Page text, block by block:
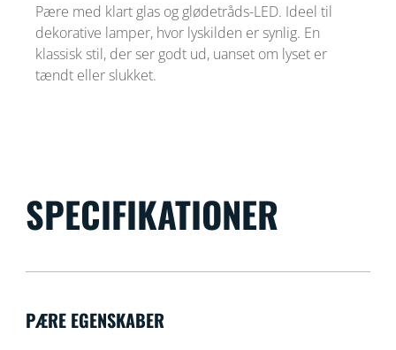
Pære med klart glas og glødetråds-LED. Ideel til
dekorative lamper, hvor lyskilden er synlig. En
klassisk stil, der ser godt ud, uanset om lyset er
tændt eller slukket.
SPECIFIKATIONER
PÆRE EGENSKABER